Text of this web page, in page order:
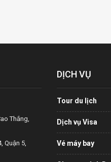
Thắng,
Quận 5,
DỊCH VỤ
Tour du lịch
Dịch vụ Visa
Vé máy bay